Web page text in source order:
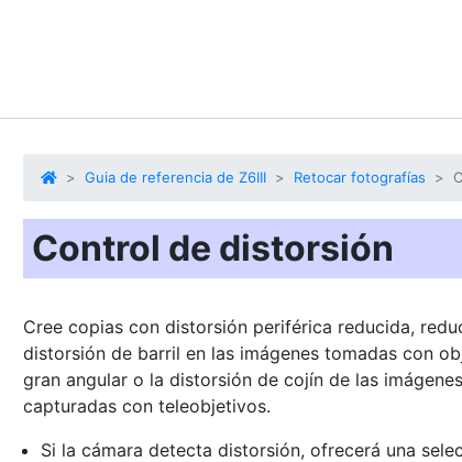
Guia de referencia de Z6III Retocar fotografías
Control de distorsión
Cree copias con distorsión periférica reducida,
distorsión de barril en las imágenes tomadas con
gran angular o la distorsión de cojín de las imágenes
capturadas con teleobjetivos.
Si la cámara detecta distorsión, ofrecerá una